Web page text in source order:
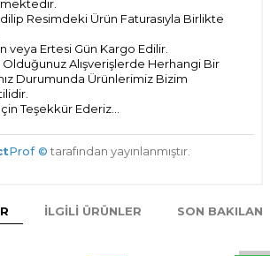
W
h
t
s
p
p
D
e
s
e
H
a
t
t
Resimdeki Ürün Faturasıyla Birlikte
veya Ertesi Gün Kargo Edilir.
Alışverişlerde Herhangi Bir
Durumunda Ürünlerimiz Bizim
Teşekkür Ederiz...
Prof © tarafından yayınlanmıştır.
İLGILI ÜRÜNLER SON